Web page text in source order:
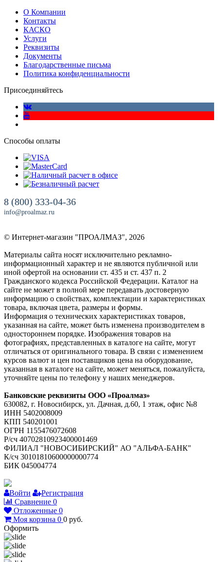
О Компании
Контакты
КАСКО
Услуги
Реквизиты
Документы
Благодарственные письма
Политика конфиденциальности
Присоединяйтесь
Способы оплаты
8 (800) 333-04-36
info@proalmaz.ru
© Интернет-магазин "ПРОАЛМАЗ", 2026
Материалы сайта носят исключительно рекламно-
информационный характер и не являются публичной или
иной офертой на основании ст. 435 и ст. 437 п. 2
Гражданского кодекса Российской Федерации. Каталог на
сайте не может в полной мере передавать достоверную
информацию о свойствах, комплектации и характеристиках
товара, включая цвета, размеры и формы.
Информация о технических характеристиках товаров,
указанная на сайте, может быть изменена производителем в
одностороннем порядке. Изображения товаров на
фотографиях, представленных в каталоге на сайте, могут
отличаться от оригинального товара. В связи с изменением
курсов валют и цен поставщиков цена на оборудование,
указанная в каталоге на сайте, может меняться, пожалуйста,
уточняйте цены по телефону у наших менеджеров.
Банковские реквизиты ООО «Проалмаз»
630082, г. Новосибирск, ул. Дачная, д.60, 1 этаж, офис №8
ИНН 5402008009
КПП 540201001
ОГРН 1155476072608
Р/сч 40702810923400001469
ФИЛИАЛ "НОВОСИБИРСКИЙ" АО "АЛЬФА-БАНК"
К/сч 30101810600000000774
БИК 045004774
Войти
Регистрация
Сравнение 0
Отложенные 0
Моя корзина 0 0 руб.
Оформить